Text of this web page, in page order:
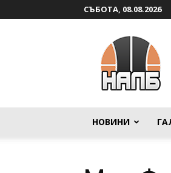
СЪБОТА, 08.08.2026
НОВИНИ